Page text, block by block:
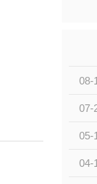
08-
07-
05-
04-